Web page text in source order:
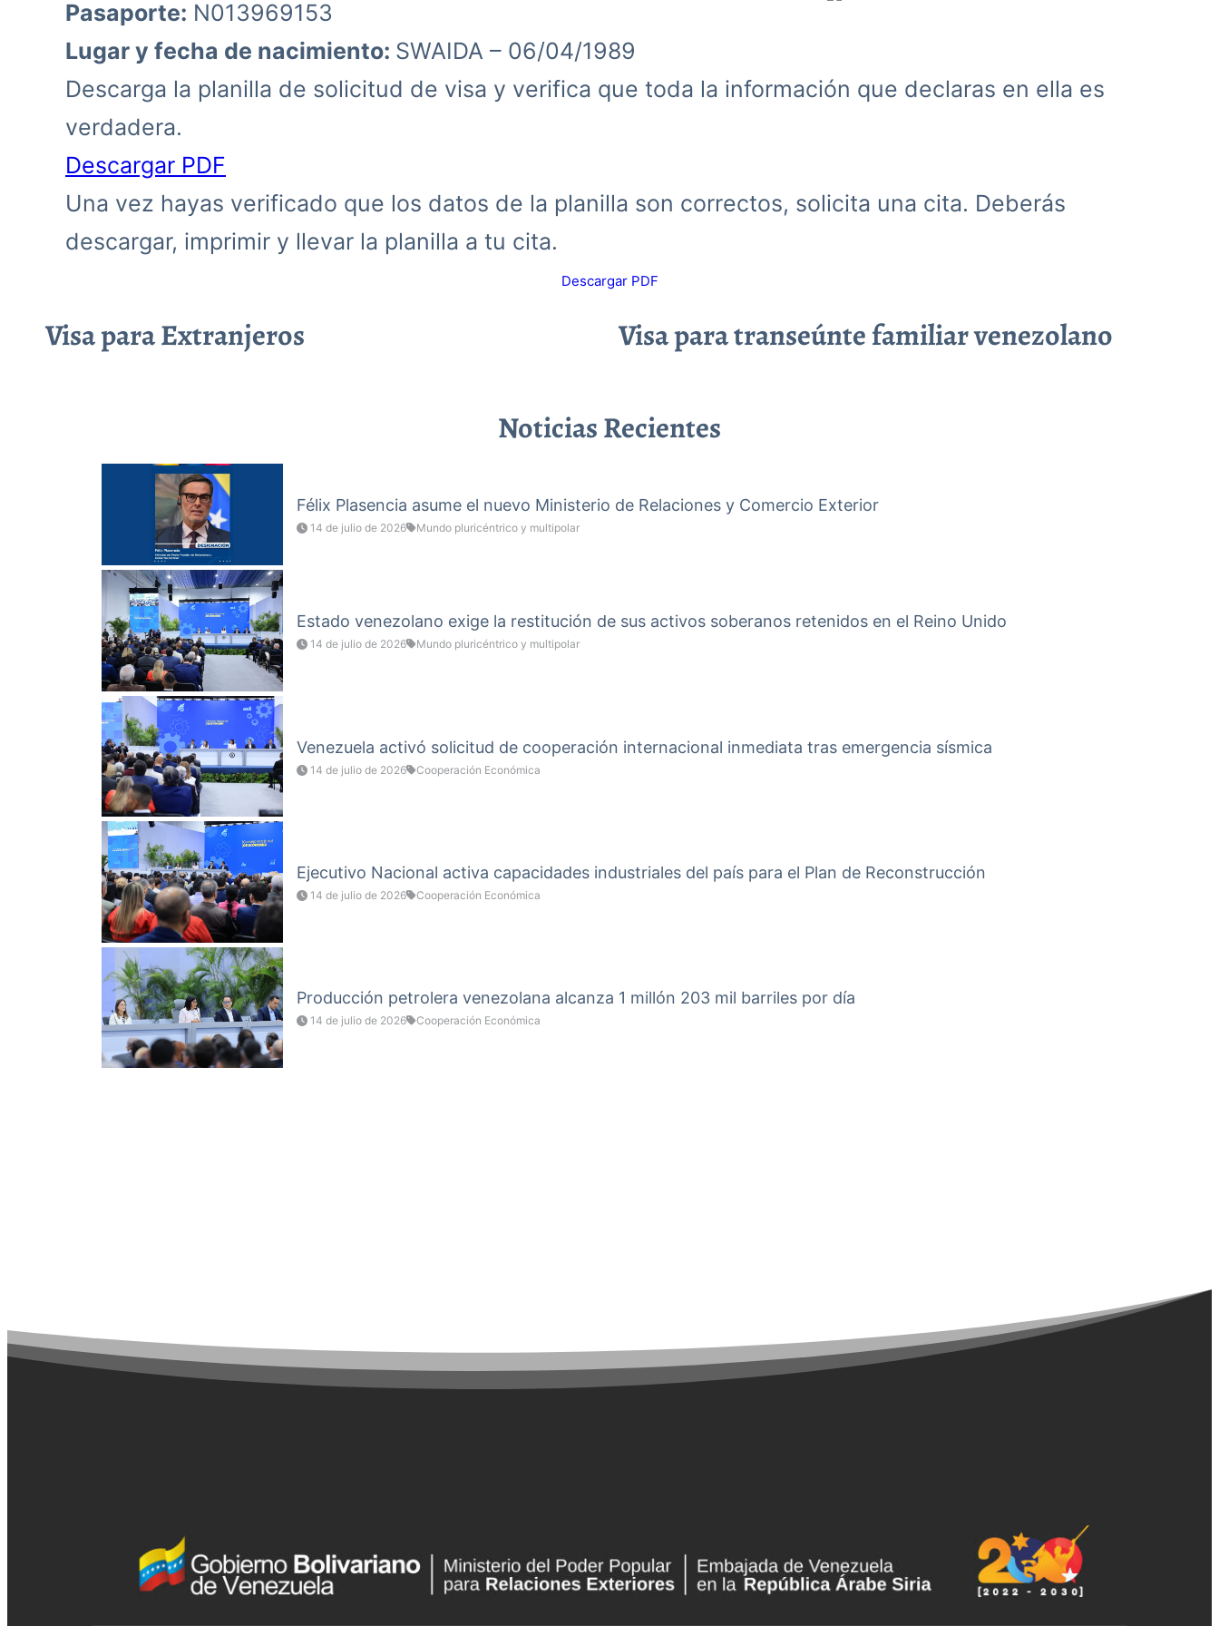
Pasaporte: N013969153
Lugar y fecha de nacimiento: SWAIDA – 06/04/1989
Descarga la planilla de solicitud de visa y verifica que toda la información que declaras en ella es
verdadera.
Descargar PDF
Una vez hayas verificado que los datos de la planilla son correctos, solicita una cita. Deberás
descargar, imprimir y llevar la planilla a tu cita.
Descargar PDF
Visa para Extranjeros Visa para transeúnte familiar venezolano
Noticias Recientes
Félix Plasencia asume el nuevo Ministerio de Relaciones y Comercio Exterior
14 de julio de 2026 Mundo pluricéntrico y multipolar
Estado venezolano exige la restitución de sus activos soberanos retenidos en el Reino Unido
14 de julio de 2026 Mundo pluricéntrico y multipolar
Venezuela activó solicitud de cooperación internacional inmediata tras emergencia sísmica
14 de julio de 2026 Cooperación Económica
Ejecutivo Nacional activa capacidades industriales del país para el Plan de Reconstrucción
14 de julio de 2026 Cooperación Económica
Producción petrolera venezolana alcanza 1 millón 203 mil barriles por día
14 de julio de 2026 Cooperación Económica